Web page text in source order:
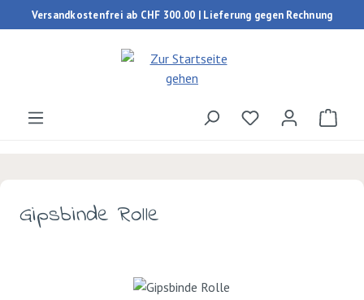
Zum Hauptinhalt springen
Versandkostenfrei ab CHF 300.00 | Lieferung gegen Rechnung
Du hast 0
Gipsbinde Rolle
Bildergalerie überspringen